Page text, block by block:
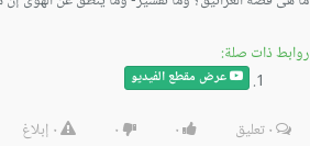
روابط ذات صلة:
عرض مقطع الفيديو
٠تعليق ٠ ٠ ٠ إبلاغ